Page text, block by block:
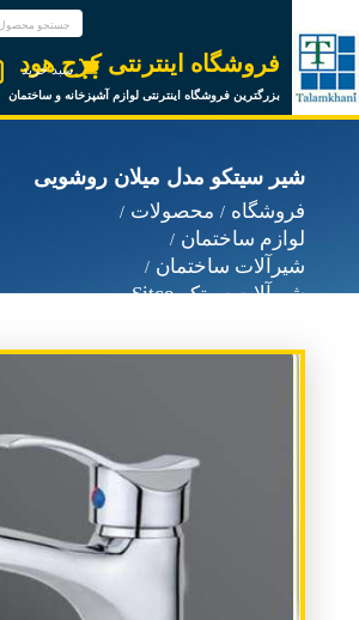
فروشگاه اینترنتی کرج هود
بزرگترین فروشگاه اینترنتی لوازم آشپزخانه و ساختمان
سبد خرید
شیر سیتکو مدل میلان روشویی
فروشگاه
محصولات
لوازم ساختمان
شیرآلات ساختمان
شیرآلات سیتکو Sitco